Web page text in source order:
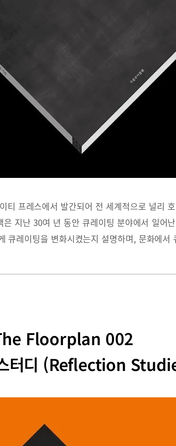
티 프레스에서 발간되어 전 세계적으로 널리
지난 30여 년 동안 큐레이팅 분야에서 일어
큐레이팅을 변화시켰는지 설명하며, 문화에서
Floorplan 002
스터디 (Reflection